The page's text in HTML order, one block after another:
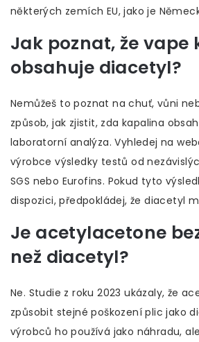
některých zemích EU, jako je
Jak poznat, že vape
obsahuje diacetyl?
Nemůžeš to poznat na chuť, vůni
způsob, jak zjistit, zda kapalina
laboratorní analýza. Vyhledej na
výrobce výsledky testů od
SGS nebo Eurofins. Pokud tyto
dispozici, předpokládej, že diacetyl
Je acetylacetone
než diacetyl?
Ne. Studie z roku 2023 ukázaly, že
způsobit stejné poškození plic jako
výrobců ho používá jako náhradu,